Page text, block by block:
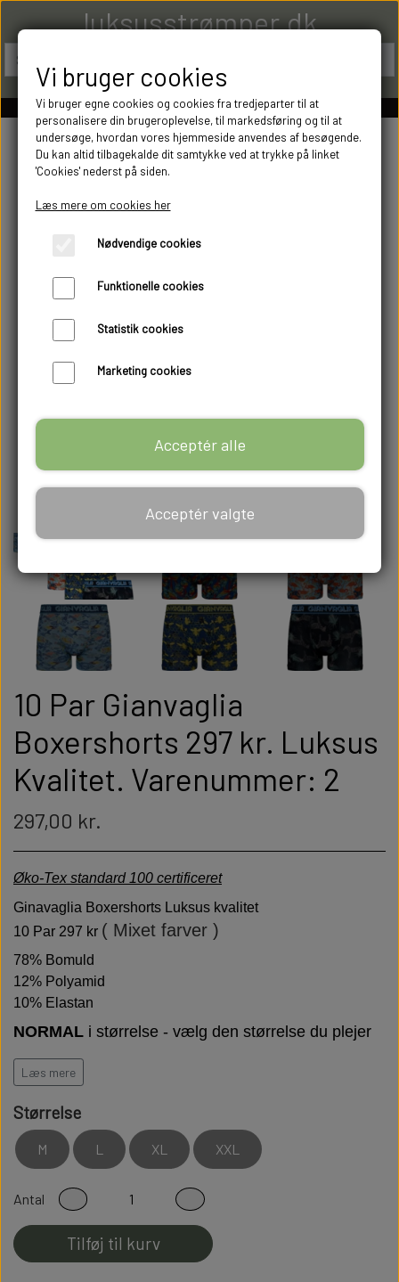
luksusstrømper.dk
10 Par Gianvaglia
Boxershorts 297 kr. Luksus
Kvalitet. Varenummer: 2
297,00 kr.
Øko-Tex standard 100 certificeret
Ginavaglia Boxershorts Luksus kvalitet
10 Par 297 kr ( Mixet farver )
78% Bomuld
12% Polyamid
10% Elastan
NORMAL i størrelse - vælg den størrelse du plejer
at bruge
GIANVAGLIA står for italiensk moderigtigt og funktionelt
Luksus Boxershorts.
bæredygtighed.
Høj kvalitet er bløde behagelige og holdbare
Modstandsdygtige over for slid
Fladsømmet for ekstra god komfort
Læs mere
Størrelse
M L XL XXL
Antal
Tilføj til kurv
Vi bruger cookies
Vi bruger egne cookies og cookies fra tredjeparter til at
personalisere din brugeroplevelse, til markedsføring og til at
undersøge, hvordan vores hjemmeside anvendes af besøgende.
Du kan altid tilbagekalde dit samtykke ved at trykke på linket
'Cookies' nederst på siden.
Læs mere om cookies her
Nødvendige cookies
Funktionelle cookies
Statistik cookies
Marketing cookies
Acceptér alle
Acceptér valgte